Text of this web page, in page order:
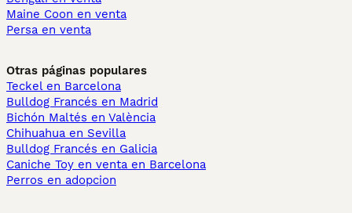
Maine Coon en venta
Persa en venta
Otras páginas populares
Teckel en Barcelona
Bulldog Francés en Madrid
Bichón Maltés en València
Chihuahua en Sevilla
Bulldog Francés en Galicia
Caniche Toy en venta en Barcelona
Perros en adopcion